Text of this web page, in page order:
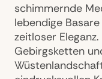
schimmernde
lebendige
zeitloser
Gebirgsketten